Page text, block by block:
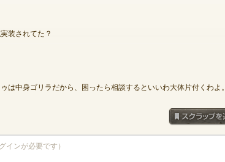
装されてた？
は中身ゴリラだから、困ったら相談するといいわ大体片付くわよ。